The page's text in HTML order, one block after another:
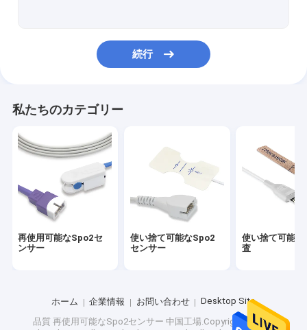
続行
私たちのカテゴリー
再使用可能なSpo2セ
ンサー
使い捨て可能なSpo2
センサー
使い捨て可能
査
ホーム 企業情報 お問い合わせ Desktop Site
品質 再使用可能なSpo2センサー 中国工場.Copyright © 2024